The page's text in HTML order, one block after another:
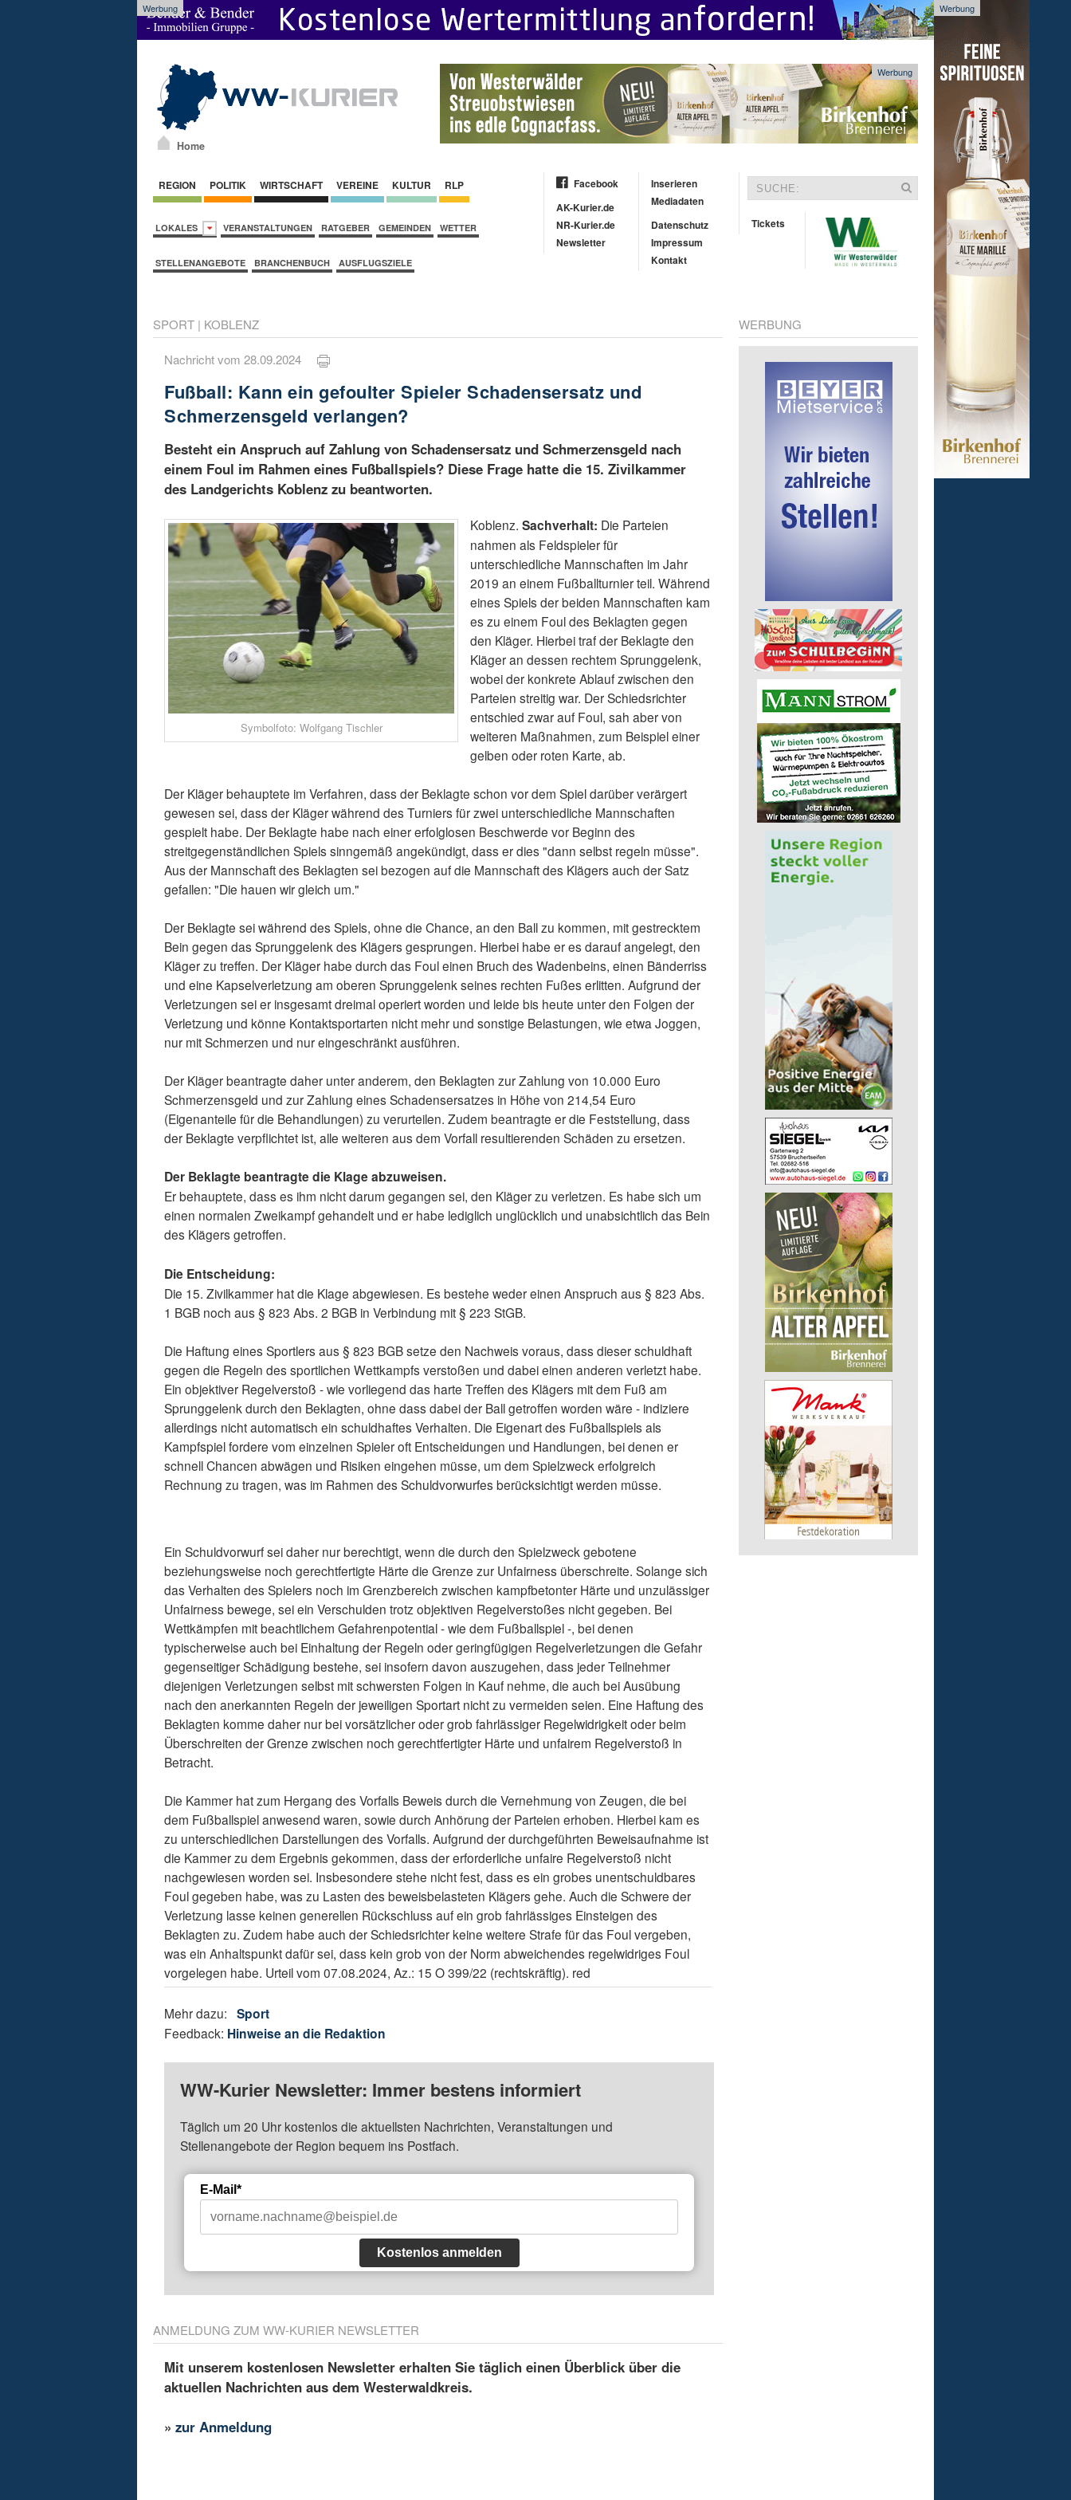
Werbung Werbung
Home
Werbung
REGION POLITIK WIRTSCHAFT VEREINE KULTUR RLP
LOKALES VERANSTALTUNGEN RATGEBER GEMEINDEN WETTER
STELLENANGEBOTE BRANCHENBUCH AUSFLUGSZIELE
Facebook
AK-Kurier.de
NR-Kurier.de
Newsletter
Inserieren
Mediadaten
Datenschutz
Impressum
Kontakt
Tickets
SPORT | KOBLENZ
Nachricht vom 28.09.2024
Fußball: Kann ein gefoulter Spieler Schadensersatz und
Schmerzensgeld verlangen?
Besteht ein Anspruch auf Zahlung von Schadensersatz und Schmerzensgeld nach
einem Foul im Rahmen eines Fußballspiels? Diese Frage hatte die 15. Zivilkammer
des Landgerichts Koblenz zu beantworten.
Symbolfoto: Wolfgang Tischler
Koblenz.Sachverhalt: Die Parteien
nahmen als Feldspieler für
unterschiedliche Mannschaften im Jahr
2019 an einem Fußballturnier teil. Während
eines Spiels der beiden Mannschaften kam
es zu einem Foul des Beklagten gegen
den Kläger. Hierbei traf der Beklagte den
Kläger an dessen rechtem Sprunggelenk,
wobei der konkrete Ablauf zwischen den
Parteien streitig war. Der Schiedsrichter
entschied zwar auf Foul, sah aber von
weiteren Maßnahmen, zum Beispiel einer
gelben oder roten Karte, ab.
Der Kläger behauptete im Verfahren, dass der Beklagte schon vor dem Spiel darüber verärgert
gewesen sei, dass der Kläger während des Turniers für zwei unterschiedliche Mannschaften
gespielt habe. Der Beklagte habe nach einer erfolglosen Beschwerde vor Beginn des
streitgegenständlichen Spiels sinngemäß angekündigt, dass er dies "dann selbst regeln müsse".
Aus der Mannschaft des Beklagten sei bezogen auf die Mannschaft des Klägers auch der Satz
gefallen: "Die hauen wir gleich um."
Der Beklagte sei während des Spiels, ohne die Chance, an den Ball zu kommen, mit gestrecktem
Bein gegen das Sprunggelenk des Klägers gesprungen. Hierbei habe er es darauf angelegt, den
Kläger zu treffen. Der Kläger habe durch das Foul einen Bruch des Wadenbeins, einen Bänderriss
und eine Kapselverletzung am oberen Sprunggelenk seines rechten Fußes erlitten. Aufgrund der
Verletzungen sei er insgesamt dreimal operiert worden und leide bis heute unter den Folgen der
Verletzung und könne Kontaktsportarten nicht mehr und sonstige Belastungen, wie etwa Joggen,
nur mit Schmerzen und nur eingeschränkt ausführen.
Der Kläger beantragte daher unter anderem, den Beklagten zur Zahlung von 10.000 Euro
Schmerzensgeld und zur Zahlung eines Schadensersatzes in Höhe von 214,54 Euro
(Eigenanteile für die Behandlungen) zu verurteilen. Zudem beantragte er die Feststellung, dass
der Beklagte verpflichtet ist, alle weiteren aus dem Vorfall resultierenden Schäden zu ersetzen.
Der Beklagte beantragte die Klage abzuweisen.
Er behauptete, dass es ihm nicht darum gegangen sei, den Kläger zu verletzen. Es habe sich um
einen normalen Zweikampf gehandelt und er habe lediglich unglücklich und unabsichtlich das Bein
des Klägers getroffen.
Die Entscheidung:
Die 15. Zivilkammer hat die Klage abgewiesen. Es bestehe weder einen Anspruch aus § 823 Abs.
1 BGB noch aus § 823 Abs. 2 BGB in Verbindung mit § 223 StGB.
Die Haftung eines Sportlers aus § 823 BGB setze den Nachweis voraus, dass dieser schuldhaft
gegen die Regeln des sportlichen Wettkampfs verstoßen und dabei einen anderen verletzt habe.
Ein objektiver Regelverstoß - wie vorliegend das harte Treffen des Klägers mit dem Fuß am
Sprunggelenk durch den Beklagten, ohne dass dabei der Ball getroffen worden wäre - indiziere
allerdings nicht automatisch ein schuldhaftes Verhalten. Die Eigenart des Fußballspiels als
Kampfspiel fordere vom einzelnen Spieler oft Entscheidungen und Handlungen, bei denen er
schnell Chancen abwägen und Risiken eingehen müsse, um dem Spielzweck erfolgreich
Rechnung zu tragen, was im Rahmen des Schuldvorwurfes berücksichtigt werden müsse.
Ein Schuldvorwurf sei daher nur berechtigt, wenn die durch den Spielzweck gebotene
beziehungsweise noch gerechtfertigte Härte die Grenze zur Unfairness überschreite. Solange sich
das Verhalten des Spielers noch im Grenzbereich zwischen kampfbetonter Härte und unzulässiger
Unfairness bewege, sei ein Verschulden trotz objektiven Regelverstoßes nicht gegeben. Bei
Wettkämpfen mit beachtlichem Gefahrenpotential - wie dem Fußballspiel -, bei denen
typischerweise auch bei Einhaltung der Regeln oder geringfügigen Regelverletzungen die Gefahr
gegenseitiger Schädigung bestehe, sei insofern davon auszugehen, dass jeder Teilnehmer
diejenigen Verletzungen selbst mit schwersten Folgen in Kauf nehme, die auch bei Ausübung
nach den anerkannten Regeln der jeweiligen Sportart nicht zu vermeiden seien. Eine Haftung des
Beklagten komme daher nur bei vorsätzlicher oder grob fahrlässiger Regelwidrigkeit oder beim
Überschreiten der Grenze zwischen noch gerechtfertigter Härte und unfairem Regelverstoß in
Betracht.
Die Kammer hat zum Hergang des Vorfalls Beweis durch die Vernehmung von Zeugen, die bei
dem Fußballspiel anwesend waren, sowie durch Anhörung der Parteien erhoben. Hierbei kam es
zu unterschiedlichen Darstellungen des Vorfalls. Aufgrund der durchgeführten Beweisaufnahme ist
die Kammer zu dem Ergebnis gekommen, dass der erforderliche unfaire Regelverstoß nicht
nachgewiesen worden sei. Insbesondere stehe nicht fest, dass es ein grobes unentschuldbares
Foul gegeben habe, was zu Lasten des beweisbelasteten Klägers gehe. Auch die Schwere der
Verletzung lasse keinen generellen Rückschluss auf ein grob fahrlässiges Einsteigen des
Beklagten zu. Zudem habe auch der Schiedsrichter keine weitere Strafe für das Foul vergeben,
was ein Anhaltspunkt dafür sei, dass kein grob von der Norm abweichendes regelwidriges Foul
vorgelegen habe. Urteil vom 07.08.2024, Az.: 15 O 399/22 (rechtskräftig). red
Mehr dazu:Sport
Feedback: Hinweise an die Redaktion
WW-Kurier Newsletter: Immer bestens informiert
Täglich um 20 Uhr kostenlos die aktuellsten Nachrichten, Veranstaltungen und
Stellenangebote der Region bequem ins Postfach.
E-Mail*
Kostenlos anmelden
ANMELDUNG ZUM WW-KURIER NEWSLETTER
Mit unserem kostenlosen Newsletter erhalten Sie täglich einen Überblick über die
aktuellen Nachrichten aus dem Westerwaldkreis.
»zur Anmeldung
WERBUNG